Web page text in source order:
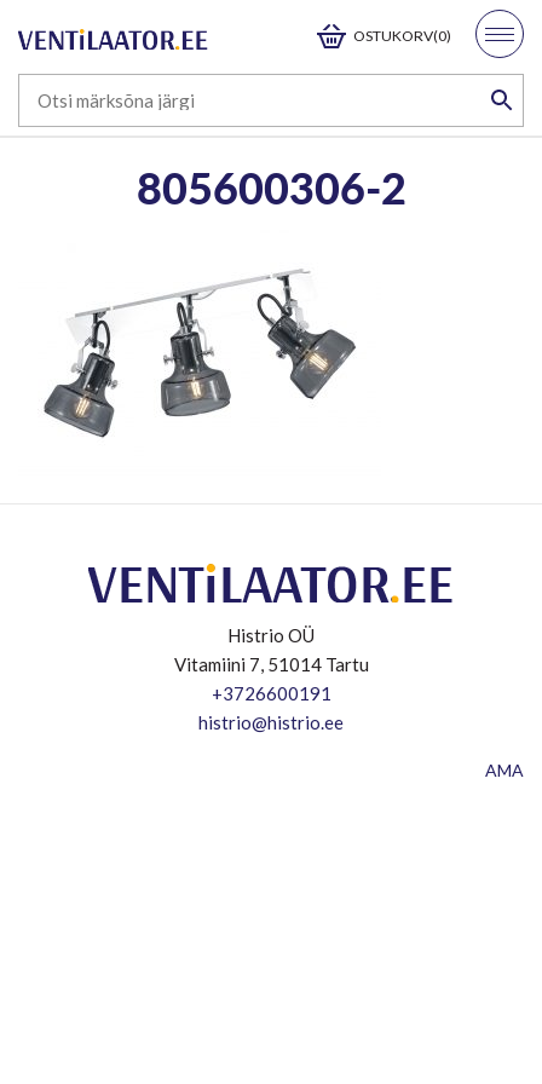
OSTUKORV(0)
805600306-2
Histrio OÜ
Vitamiini 7, 51014 Tartu
+3726600191
histrio@histrio.ee
AMA